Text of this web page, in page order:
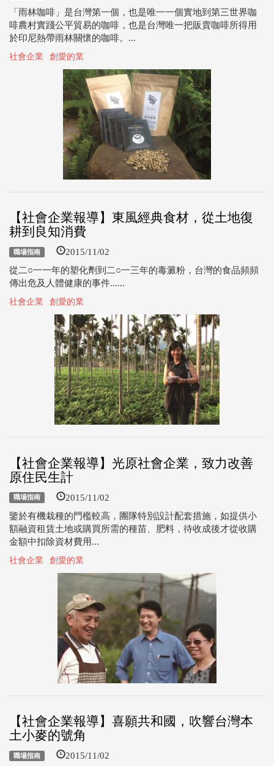
「雨林咖啡」是台灣第一個，也是唯一一個實地到第三世界咖
啡農村實踐公平貿易的咖啡，也是台灣唯一把販賣咖啡所得用
於印尼熱帶雨林關懷的咖啡。...
社會企業 創愛的業
【社會企業報導】東風經典食材，從土地復
耕到良知消費
職場指南 2015/11/02
從二○一一年的塑化劑到二○一三年的毒澱粉，台灣的食品頻頻
傳出危及人體健康的事件......
社會企業 創愛的業
【社會企業報導】光原社會企業，致力改善
原住民生計
職場指南 2015/11/02
鑒於有機栽種的門檻較高，團隊特別設計配套措施，如提供小
額融資租賃土地或購買所需的種苗、肥料，待收成後才從收購
金額中扣除資材費用...
社會企業 創愛的業
【社會企業報導】喜願共和國，吹響台灣本
土小麥的號角
職場指南 2015/11/02